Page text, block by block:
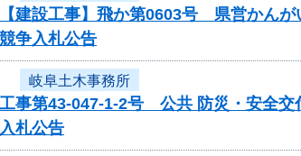
【建設工事】飛か第0603号 県営か
争入札公告
岐阜土木事務所
工事第43-047-1-2号 公共 防災・安全
札公告